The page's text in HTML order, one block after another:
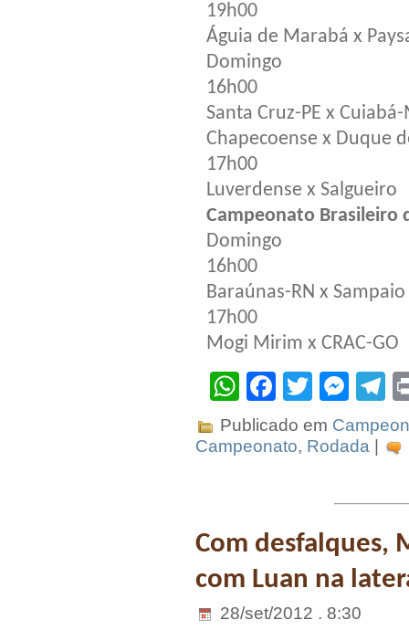
19h00
Águia de Marabá x
Domingo
16h00
Santa Cruz-PE x
Chapecoense x Duque
17h00
Luverdense x Salgueiro
Campeonato Brasileiro
Domingo
16h00
Baraúnas-RN x
17h00
Mogi Mirim x CRAC-GO
WhatsApp
Facebook
Twitter
Publicado em
Campeonato, Rodada
Com desfalques,
com Luan na
28/set/2012 . 8:30